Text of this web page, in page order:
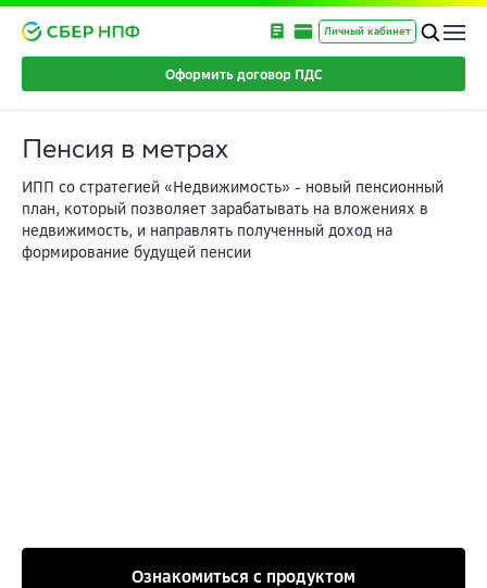
Личный кабинет
Оформить договор ПДС
Пенсия в метрах
ИПП со стратегией «Недвижимость» - новый пенсионный
план, который позволяет зарабатывать на вложениях в
недвижимость, и направлять полученный доход на
формирование будущей пенсии
Ознакомиться с продуктом